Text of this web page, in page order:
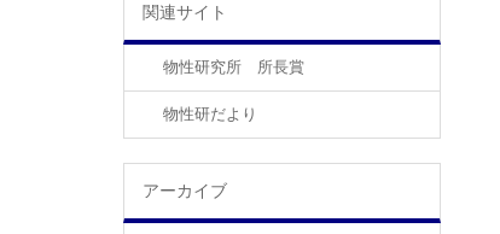
関連サイト
物性研究所 所長賞
物性研だより
アーカイブ